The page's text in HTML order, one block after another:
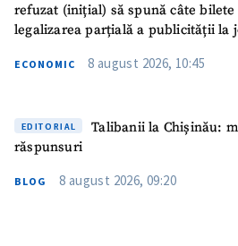
refuzat (inițial) să spună câte
legalizarea parțială a publicității la
ECONOMIC 8 august 2026, 10:45
EDITORIAL
Talibanii la Chișinău:
răspunsuri
BLOG 8 august 2026, 09:20